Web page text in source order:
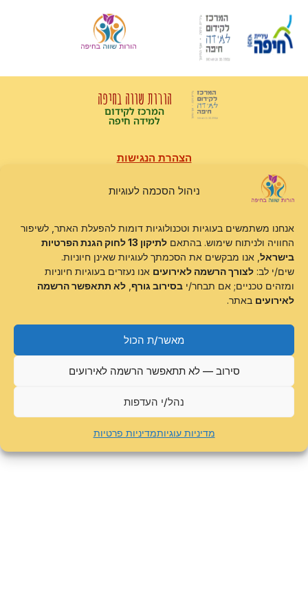
ניהול הסכמה לעוגיות
אנחנו משתמשים בעוגיות וטכנולוגיות דומות להפעלת האתר, לשיפור
החוויה ולניתוח שימוש. בהתאם
לתיקון 13 לחוק הגנת הפרטיות
בישראל , אנו מבקשים את הסכמתך לעוגיות שאינן חיוניות.
שים/י לב: לצורך הרשמה לאירועים אנו נעזרים בעוגיות חיוניות
ומזהים טכניים; אם תבחר/י בסירוב גורף לא תתאפשר הרשמה
לאירועים באתר.
מאשר/ת הכול
סירוב — לא תתאפשר הרשמה לאירועים
נהל/י העדפות
מדיניות עוגיותמדיניות פרטיות
הורות שווה בחיפה
המרכז לקידום
למידה חיפה
הצהרת הנגישות
מדיניות עוגיות
האתר נבנה, מתוחזק ומופעל על ידיDLTS
.
כל הזכויות שמורות©הורות שווה בחיפה